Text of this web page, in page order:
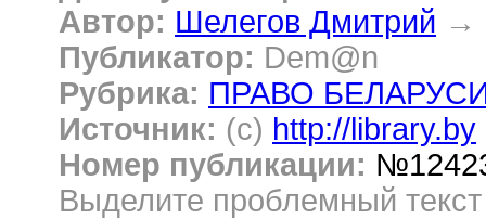
Автор: Шелегов Дмитрий →
Публикатор: Dem@n
Рубрика: ПРАВО
Источник: (c) http://library.by
Номер публикации:
Выделите проблемный